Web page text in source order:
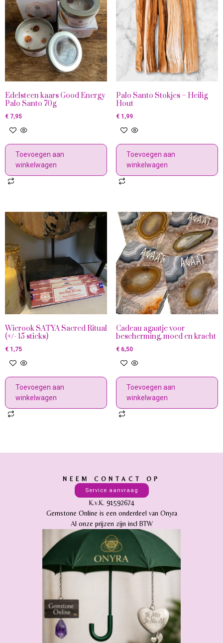
Edelsteen kaars Good Energy
Palo Santo 70g
€ 7,95
Toevoegen aan
winkelwagen
Palo Santo Stokjes – Heilig
Hout
€1,99
Toevoegen aan
winkelwagen
Wierook SATYA Sacred Ritual
(+/- 15 sticks)
€ 1,75
Toevoegen aan
winkelwagen
Cadeau agaatje voor
bescherming, moed en kracht
€6,50
Toevoegen aan
winkelwagen
NEEM CONTACT OP
Service aanvraag
K.v.K. 91592674
Gemstone Online is een onderdeel van Onyra
Al onze prijzen zijn incl BTW